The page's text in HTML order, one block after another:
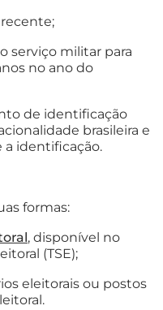
serviço militar para
no ano do
de identificação
brasileira e
identificação.
formas:
, disponível no
(TSE);
eleitorais ou postos